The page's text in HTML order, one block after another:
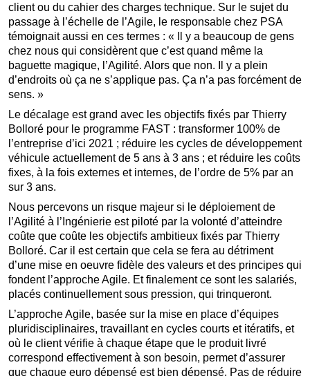
client ou du cahier des charges technique. Sur le sujet du
passage à l’échelle de l’Agile, le responsable chez PSA
témoignait aussi en ces termes : « Il y a beaucoup de gens
chez nous qui considèrent que c’est quand même la
baguette magique, l’Agilité. Alors que non. Il y a plein
d’endroits où ça ne s’applique pas. Ça n’a pas forcément de
sens. »
Le décalage est grand avec les objectifs fixés par Thierry
Bolloré pour le programme FAST : transformer 100% de
l’entreprise d’ici 2021 ; réduire les cycles de développement
véhicule actuellement de 5 ans à 3 ans ; et réduire les coûts
fixes, à la fois externes et internes, de l’ordre de 5% par an
sur 3 ans.
Nous percevons un risque majeur si le déploiement de
l’Agilité à l’Ingénierie est piloté par la volonté d’atteindre
coûte que coûte les objectifs ambitieux fixés par Thierry
Bolloré. Car il est certain que cela se fera au détriment
d’une mise en oeuvre fidèle des valeurs et des principes qui
fondent l’approche Agile. Et finalement ce sont les salariés,
placés continuellement sous pression, qui trinqueront.
L’approche Agile, basée sur la mise en place d’équipes
pluridisciplinaires, travaillant en cycles courts et itératifs, et
où le client vérifie à chaque étape que le produit livré
correspond effectivement à son besoin, permet d’assurer
que chaque euro dépensé est bien dépensé. Pas de réduire